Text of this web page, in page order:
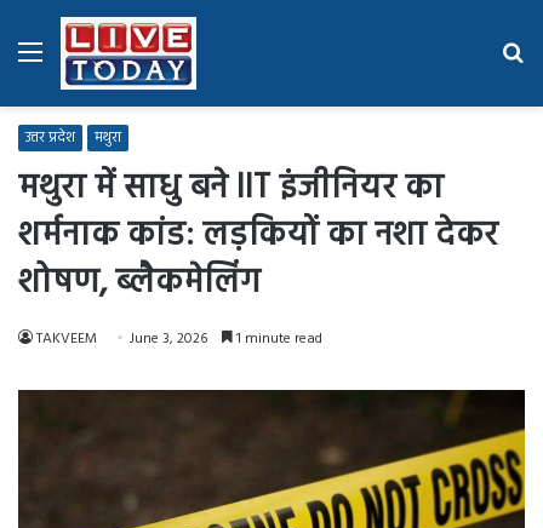
Menu
उत्तर प्रदेश मथुरा
मथुरा में साधु बने IIT इंजीनियर का
शर्मनाक कांड: लड़कियों का नशा देकर
शोषण, ब्लैकमेलिंग
TAKVEEM June 3, 2026 1 minute read